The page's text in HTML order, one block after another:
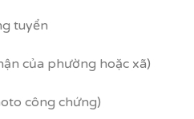
tuyển
của phường hoặc xã)
công chứng)